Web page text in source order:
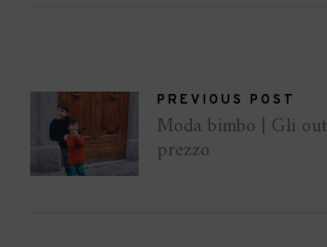
PREVIOUS POST
Moda bimbo | Gli
prezzo